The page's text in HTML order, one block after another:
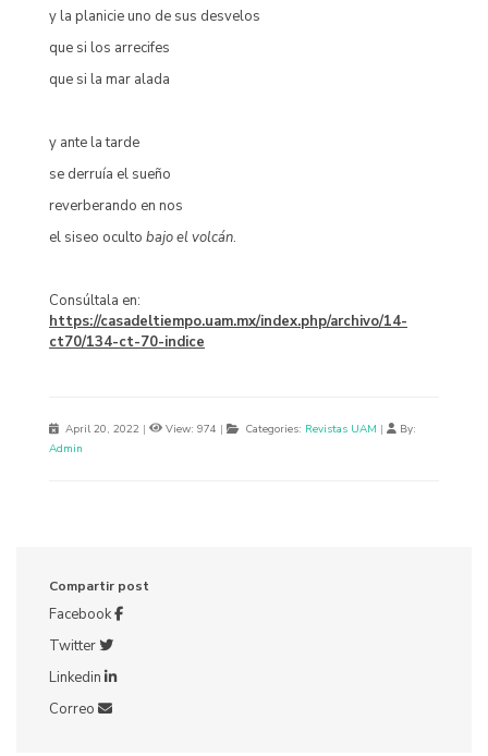
y la planicie uno de sus desvelos
que si los arrecifes
que si la mar alada
y ante la tarde
se derruía el sueño
reverberando en nos
el siseo oculto bajo el volcán.
Consúltala en:
https://casadeltiempo.uam.mx/index.php/archivo/14-
ct70/134-ct-70-indice
April 20, 2022 | View: 974 | Categories: Revistas UAM |
By:
Admin
Compartir post
Facebook
Twitter
Linkedin
Correo